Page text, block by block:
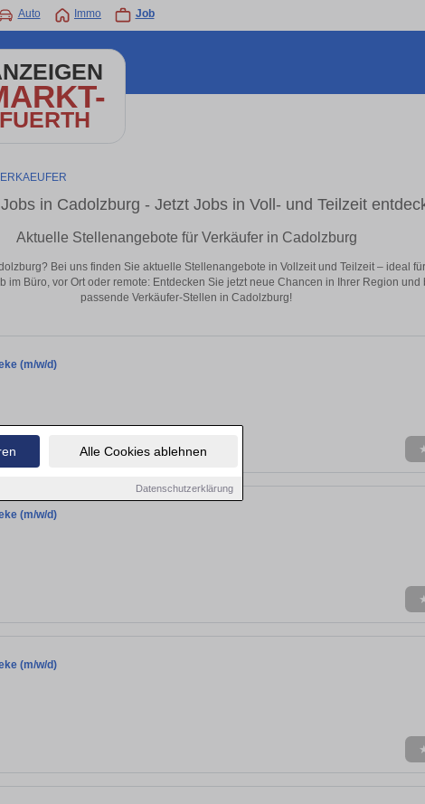
Alle Cookies ablehnen
Datenschutzerklärung
Auto Immo Job
FUERTH
in Cadolzburg - Jetzt Jobs in Voll- und Teilzeit
Aktuelle Stellenangebote für Verkäufer in Cadolzburg
Bei uns finden Sie aktuelle Stellenangebote in Vollzeit und Teilzeit – ideal
im Büro, vor Ort oder remote: Entdecken Sie jetzt neue Chancen in Ihrer Region
passende Verkäufer-Stellen in Cadolzburg!
(m/w/d)
(m/w/d)
(m/w/d)